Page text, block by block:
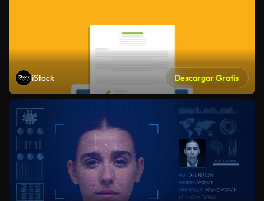
iStock Descargar Gratis